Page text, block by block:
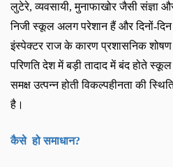
लुटेरे,व्यवसायी,मुनाफाखोर जैसी संज्ञा
निजी स्कूल अलग परेशान हैं और दिनों-
इंस्पेक्टर राज के कारण प्रशासनिक
परिणति देश में बड़ी तादाद में बंद होते
समक्ष उत्पन्न होती विकल्पहीनता की
है।
कैसे हो समाधान?